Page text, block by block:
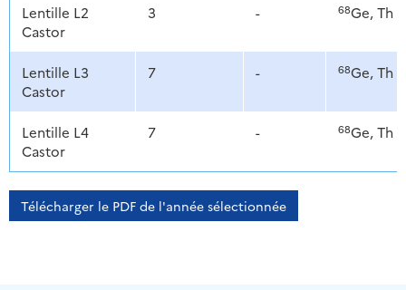
Lentille L2
Castor
3 - 68Ge, Th
Lentille L3
Castor
7 - 68Ge, Th
Lentille L4
Castor
7 - 68Ge, Th
Télécharger le PDF de l'année sélectionnée